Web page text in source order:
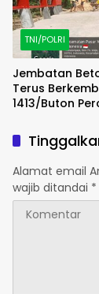
TNI/POLRI
Jembatan
Terus
1413/Buton
Alamat email
wajib ditandai *